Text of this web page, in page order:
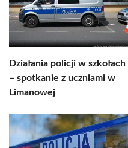
Działania policji w szkołach
– spotkanie z uczniami w
Limanowej